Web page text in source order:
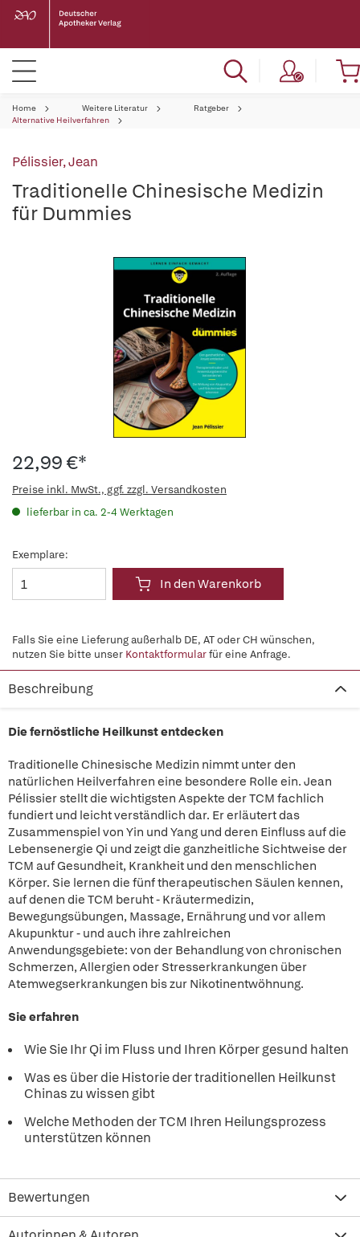
Home Weitere Literatur
Ratgeber
Alternative Heilverfahren
Pélissier, Jean
Traditionelle Chinesische Medizin
für Dummies
22,99 €*
Preise inkl. MwSt., ggf. zzgl. Versandkosten
lieferbar in ca. 2-4 Werktagen
Exemplare:
In den Warenkorb
Falls Sie eine Lieferung außerhalb DE, AT oder CH wünschen,
nutzen Sie bitte unser Kontaktformularfür eine Anfrage.
Beschreibung
Die fernöstliche Heilkunst entdecken
Traditionelle Chinesische Medizin nimmt unter den
natürlichen Heilverfahren eine besondere Rolle ein. Jean
Pélissier stellt die wichtigsten Aspekte der TCM fachlich
fundiert und leicht verständlich dar. Er erläutert das
Zusammenspiel von Yin und Yang und deren Einfluss auf die
Lebensenergie Qi und zeigt die ganzheitliche Sichtweise der
TCM auf Gesundheit, Krankheit und den menschlichen
Körper. Sie lernen die fünf therapeutischen Säulen kennen,
auf denen die TCM beruht - Kräutermedizin,
Bewegungsübungen, Massage, Ernährung und vor allem
Akupunktur - und auch ihre zahlreichen
Anwendungsgebiete: von der Behandlung von chronischen
Schmerzen, Allergien oder Stresserkrankungen über
Atemwegserkrankungen bis zur Nikotinentwöhnung.
Sie erfahren
Wie Sie Ihr Qi im Fluss und Ihren Körper gesund halten
Was es über die Historie der traditionellen Heilkunst
Chinas zu wissen gibt
Welche Methoden der TCM Ihren Heilungsprozess
unterstützen können
Bewertungen